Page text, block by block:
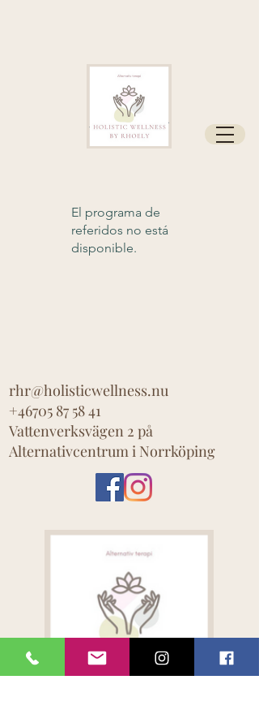
El programa de
referidos no está
disponible.
rhr@holisticwellness.nu
+46705 87 58 41
Vattenverksvägen 2 på
Alternativcentrum i Norrköping